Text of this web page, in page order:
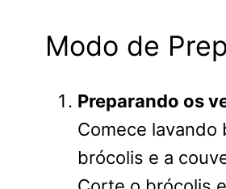
Modo de
Preparando os
Comece lavando
brócolis e a